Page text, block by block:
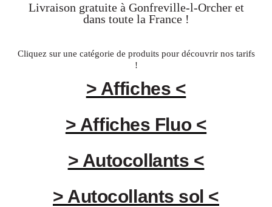
Livraison gratuite à Gonfreville-l-Orcheret
dans toute la France!
Cliquez sur une catégorie de produits pour découvrir nos tarifs
!
> Affiches <
> Affiches Fluo <
> Autocollants <
> Autocollants sol <